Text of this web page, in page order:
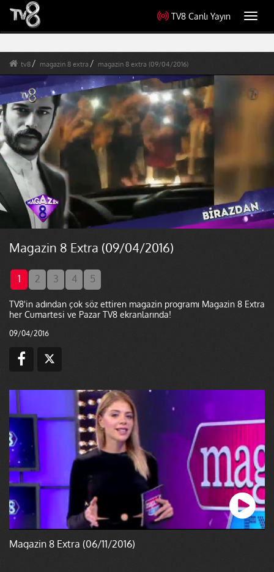
TV8 Canlı Yayın
tv8 magazin 8 extra magazin 8 extra (09/04/2016)
Magazin 8 Extra (09/04/2016)
1 2 3 4 5
TV8'in adından çok söz ettiren magazin programı Magazin 8 Extra
her Cumartesi ve Pazar TV8 ekranlarında!
09/04/2016
Magazin 8 Extra (06/11/2016)